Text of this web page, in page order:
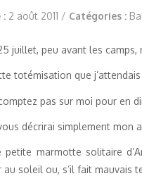
: 2 août 2011 / Catégories :
juillet, peu avant les camps,
totémisation que
pas sur moi pour en
décrirai simplement mon
petite marmotte solitaire
soleil ou, s’il fait mauvais